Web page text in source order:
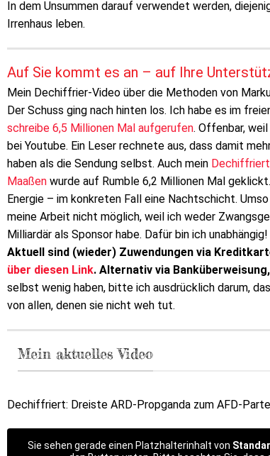
In dem Unsummen darauf verwendet werden,
Irrenhaus leben.
Auf Sie kommt es an – auf Ihre
Mein Dechiffrier-Video über die Methoden von
Der Schuss ging nach hinten los. Ich habe es im
schreibe 6,5 Millionen Mal aufgerufen. Offenbar,
bei Youtube. Ein Leser rechnete aus, dass damit
haben als die Sendung selbst. Auch mein
Maaßen wurde auf Rumble 6,2 Millionen Mal
Energie – im konkreten Fall eine Nachtschicht.
meine Arbeit nicht möglich, weil ich weder
Milliardär als Sponsor habe. Dafür bin ich unabhängig!
Aktuell sind (wieder) Zuwendungen via
über diesen Link. Alternativ via Banküberweisung,
selbst wenig haben, bitte ich ausdrücklich darum,
von allen, denen sie nicht weh tut.
Mein aktuelles Video
Dechiffriert: Dreiste ARD-Propganda zum AFD-
Sie sehen gerade einen Platzhalterinhalt von